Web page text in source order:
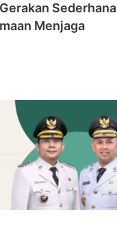
Sederhana
Menjaga